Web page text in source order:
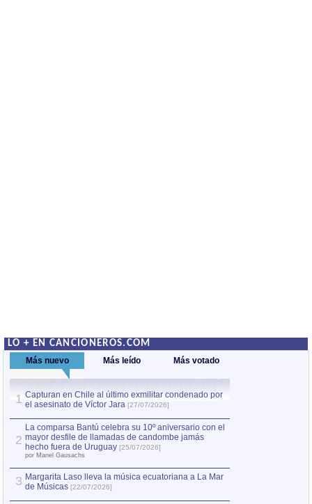
LO + EN CANCIONEROS.COM
Más nuevo Más leído Más votado
1 Capturan en Chile al último exmilitar condenado por
el asesinato de Víctor Jara [27/07/2026]
2
La comparsa Bantú celebra su 10º aniversario con el
mayor desfile de llamadas de candombe jamás
hecho fuera de Uruguay [25/07/2026]
por Manel Gausachs
3 Margarita Laso lleva la música ecuatoriana a La Mar
de Músicas [22/07/2026]